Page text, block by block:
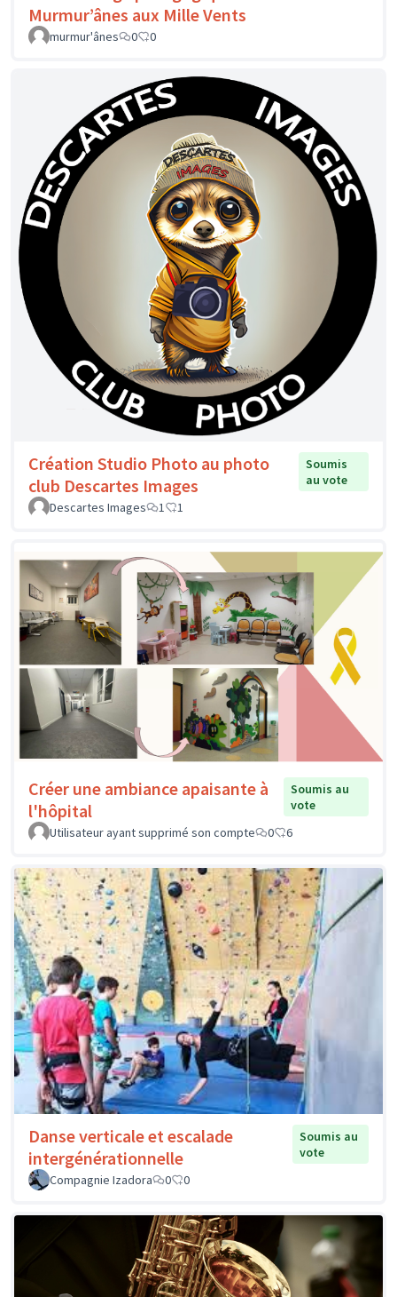
Murmur’ânes aux Mille Vents
murmur'ânes 0 0
Création Studio Photo au photo
club Descartes Images
Soumis
au vote
Descartes Images
1 1
Créer une ambiance apaisante à
l'hôpital
Soumis au
vote
Utilisateur ayant supprimé son compte
0 6
Danse verticale et escalade
intergénérationnelle
Soumis au
vote
Compagnie Izadora
0 0